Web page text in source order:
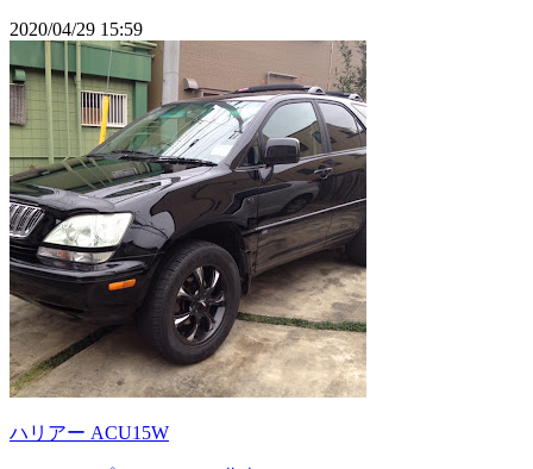
2020/04/29 15:59
ハリアー ACU15W